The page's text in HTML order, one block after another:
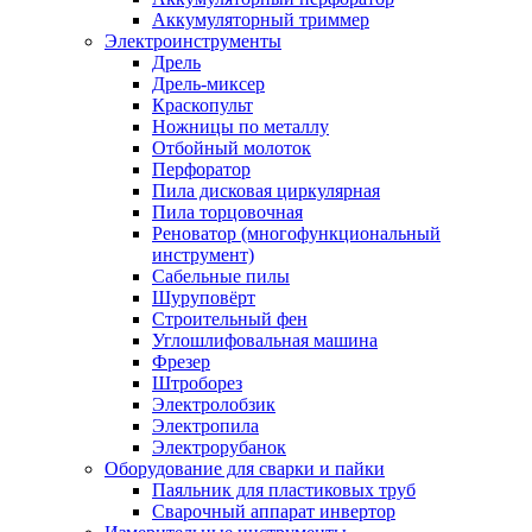
Аккумуляторный триммер
Электроинструменты
Дрель
Дрель-миксер
Краскопульт
Ножницы по металлу
Отбойный молоток
Перфоратор
Пила дисковая циркулярная
Пила торцовочная
Реноватор (многофункциональный
инструмент)
Сабельные пилы
Шуруповёрт
Строительный фен
Углошлифовальная машина
Фрезер
Штроборез
Электролобзик
Электропила
Электрорубанок
Оборудование для сварки и пайки
Паяльник для пластиковых труб
Сварочный аппарат инвертор